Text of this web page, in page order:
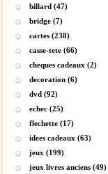
billard (47)
bridge (7)
cartes (238)
casse-tete (66)
cheques cadeaux (2)
decoration (6)
dvd (92)
echec (25)
flechette (17)
idees cadeaux (63)
jeux (199)
jeux livres anciens (49)